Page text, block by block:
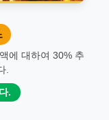
에 대하여 30% 추
.
.